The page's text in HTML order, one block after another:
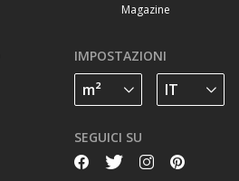
Magazine
IMPOSTAZIONI
SEGUICI SU